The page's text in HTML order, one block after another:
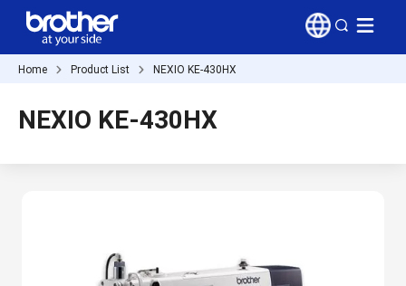
Home Product List NEXIO KE-430HX
NEXIO KE-430HX